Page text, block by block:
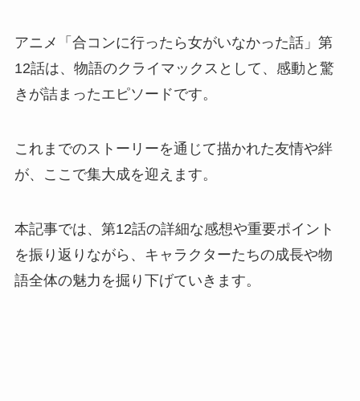
アニメ「合コンに行ったら女がいなかった話」第
12話は、物語のクライマックスとして、感動と驚
きが詰まったエピソードです。
これまでのストーリーを通じて描かれた友情や絆
が、ここで集大成を迎えます。
本記事では、第12話の詳細な感想や重要ポイント
を振り返りながら、キャラクターたちの成長や物
語全体の魅力を掘り下げていきます。